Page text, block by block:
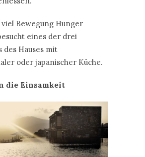
Bewegung Hunger
eines der drei
des Hauses mit
oder japanischer Küche.
die Einsamkeit